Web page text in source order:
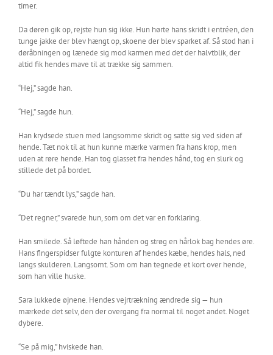
timer.
Da døren gik op, rejste hun sig ikke. Hun hørte hans skridt i entréen, den
tunge jakke der blev hængt op, skoene der blev sparket af. Så stod han i
døråbningen og lænede sig mod karmen med det der halvtblik, der
altid fik hendes mave til at trække sig sammen.
“Hej,” sagde han.
“Hej,” sagde hun.
Han krydsede stuen med langsomme skridt og satte sig ved siden af
hende. Tæt nok til at hun kunne mærke varmen fra hans krop, men
uden at røre hende. Han tog glasset fra hendes hånd, tog en slurk og
stillede det på bordet.
“Du har tændt lys,” sagde han.
“Det regner,” svarede hun, som om det var en forklaring.
Han smilede. Så løftede han hånden og strøg en hårlok bag hendes øre.
Hans fingerspidser fulgte konturen af hendes kæbe, hendes hals, ned
langs skulderen. Langsomt. Som om han tegnede et kort over hende,
som han ville huske.
Sara lukkede øjnene. Hendes vejrtrækning ændrede sig — hun
mærkede det selv, den der overgang fra normal til noget andet. Noget
dybere.
“Se på mig,” hviskede han.